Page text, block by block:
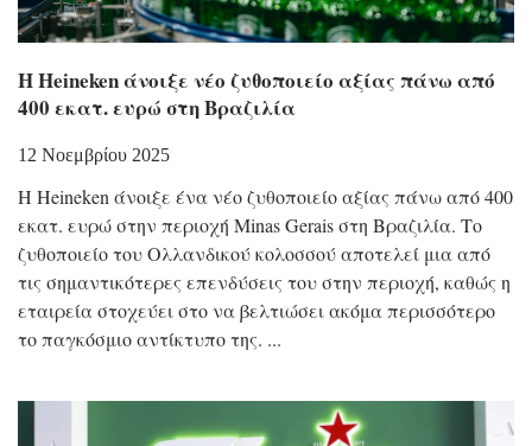
Η Heineken άνοιξε νέο ζυθοποιείο αξίας πάνω από
400 εκατ. ευρώ στη Βραζιλία
12 Νοεμβρίου 2025
Η Heineken άνοιξε ένα νέο ζυθοποιείο αξίας πάνω από 400
εκατ. ευρώ στην περιοχή Minas Gerais στη Βραζιλία. Το
ζυθοποιείο του Ολλανδικού κολοσσού αποτελεί μια από
τις σημαντικότερες επενδύσεις του στην περιοχή, καθώς η
εταιρεία στοχεύει στο να βελτιώσει ακόμα περισσότερο
το παγκόσμιο αντίκτυπο της.